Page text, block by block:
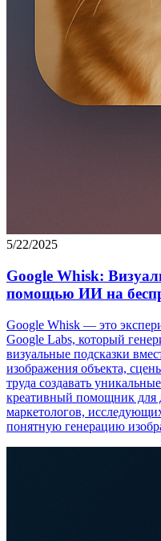
5/22/2025
Google Whisk:
помощью ИИ на
Google Whisk — это
Google Labs, который
визуальные подсказки
изображения объекта,
труда создавать
креативный помощник для
маркетологов,
понятную генерацию